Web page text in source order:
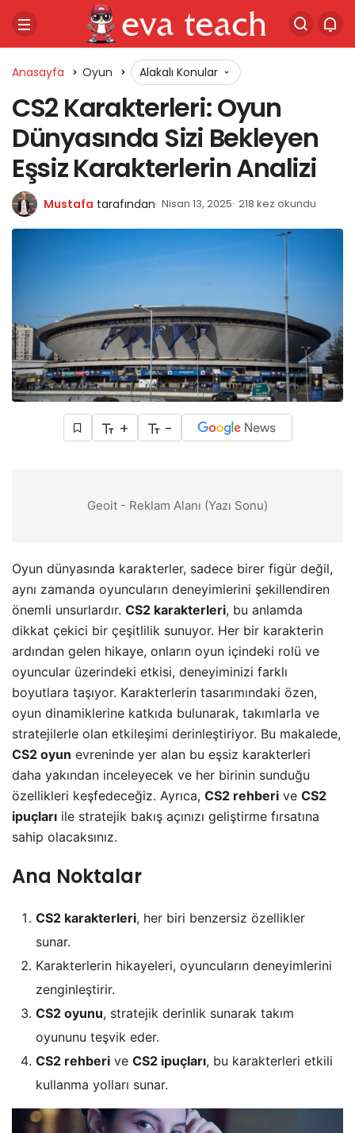
Anasayfa Oyun Alakalı Konular
CS2 Karakterleri: Oyun
Dünyasında Sizi Bekleyen
Eşsiz Karakterlerin Analizi
Mustafa tarafından Nisan 13, 2025 218 kez okundu
+ -
Geoit - Reklam Alanı (Yazı Sonu)
Oyun dünyasında karakterler, sadece birer figür değil,
aynı zamanda oyuncuların deneyimlerini şekillendiren
önemli unsurlardır. CS2 karakterleri, bu anlamda
dikkat çekici bir çeşitlilik sunuyor. Her bir karakterin
ardından gelen hikaye, onların oyun içindeki rolü ve
oyuncular üzerindeki etkisi, deneyiminizi farklı
boyutlara taşıyor. Karakterlerin tasarımındaki özen,
oyun dinamiklerine katkıda bulunarak, takımlarla ve
stratejilerle olan etkileşimi derinleştiriyor. Bu makalede,
CS2 oyun evreninde yer alan bu eşsiz karakterleri
daha yakından inceleyecek ve her birinin sunduğu
özellikleri keşfedeceğiz. Ayrıca, CS2 rehberi ve CS2
ipuçları ile stratejik bakış açınızı geliştirme fırsatına
sahip olacaksınız.
Ana Noktalar
CS2 karakterleri, her biri benzersiz özellikler
sunar.
Karakterlerin hikayeleri, oyuncuların deneyimlerini
zenginleştirir.
CS2 oyunu, stratejik derinlik sunarak takım
oyununu teşvik eder.
CS2 rehberi ve CS2 ipuçları, bu karakterleri etkili
kullanma yolları sunar.